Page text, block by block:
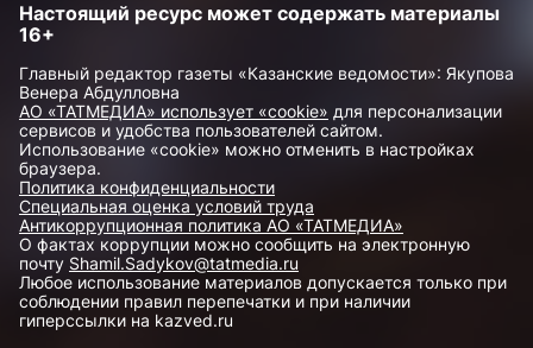
Настоящий ресурс может содержать материалы
16+
Главный редактор газеты «Казанские ведомости»: Якупова
Венера Абдулловна
АО «ТАТМЕДИА» использует «cookie» для персонализации
сервисов и удобства пользователей сайтом.
Использование «cookie» можно отменить в настройках
браузера.
Политика конфиденциальности
Специальная оценка условий труда
Антикоррупционная политика АО «ТАТМЕДИА»
О фактах коррупции можно сообщить на электронную
почту Shamil.Sadykov@tatmedia.ru
Любое использование материалов допускается только при
соблюдении правил перепечатки и при наличии
гиперссылки на kazved.ru